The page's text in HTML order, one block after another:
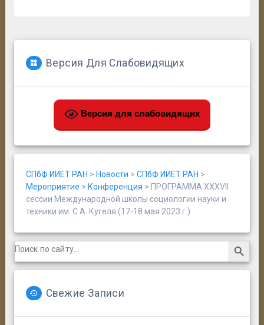
Версия Для Слабовидящих
Версия для слабовидящих
СПбФ ИИЕТ РАН > Новости > СПбФ ИИЕТ РАН >
Мероприятие > Конференция > ПРОГРАММА XXXVII
сессии Международной школы социологии науки и
техники им. С.А. Кугеля (17-18 мая 2023 г.)
Search
for:
Search Button
Свежие Записи